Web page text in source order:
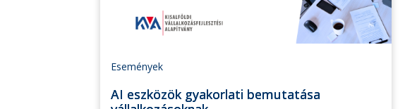
Események
AI eszközök gyakorlati bemutatása